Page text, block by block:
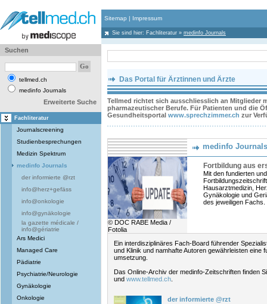
Sitemap | Impressum
Sie sind hier: Fachliteratur » medinfo Journals
Suchen
tellmed.ch
medinfo Journals
Erweiterte Suche
Fachliteratur
Journalscreening
Studienbesprechungen
Medizin Spektrum
medinfo Journals
der informierte @rzt
info@herz+gefäss
info@onkologie
info@gynäkologie
la gazette médicale /
info@gériatrie
Ars Medici
Managed Care
Pädiatrie
Psychiatrie/Neurologie
Gynäkologie
Onkologie
Das Portal für Ärztinnen und Ärzte
Tellmed richtet sich ausschliesslich an Mitglieder
pharmazeutischer Berufe. Für Patienten und die
Gesundheitsportal www.sprechzimmer.ch zur
© DOC RABE Media /
Fotolia
medinfo Journals
Fortbildung aus
Mit den fundierten
Hausarztmedizin,
Gynäkologie und
des jeweiligen Fachs.
Ein interdisziplinäres Fach-Board führender
und Klinik und namhafte Autoren gewährleisten eine
umsetzung.
Das Online-Archiv der medinfo-Zeitschriften finden
und www.tellmed.ch
der informierte @rzt